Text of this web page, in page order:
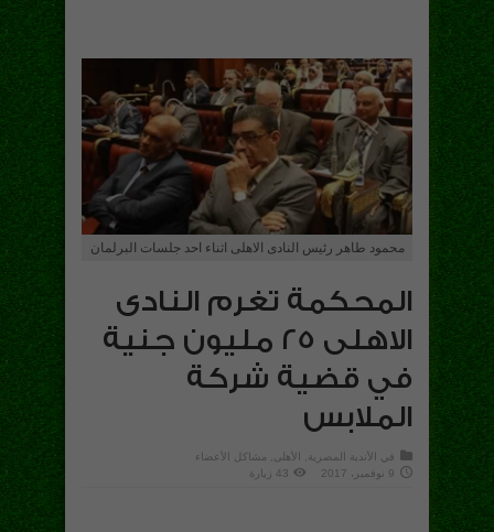
محمود طاهر رئيس النادى الاهلى اثناء احد جلسات البرلمان
المحكمة تغرم النادى
الاهلى 25 مليون جنية
في قضية شركة
الملابس
في الأندية المصرية الأهلى
مشاكل الأعضاء
9 نوفمبر، 2017
43 زيارة